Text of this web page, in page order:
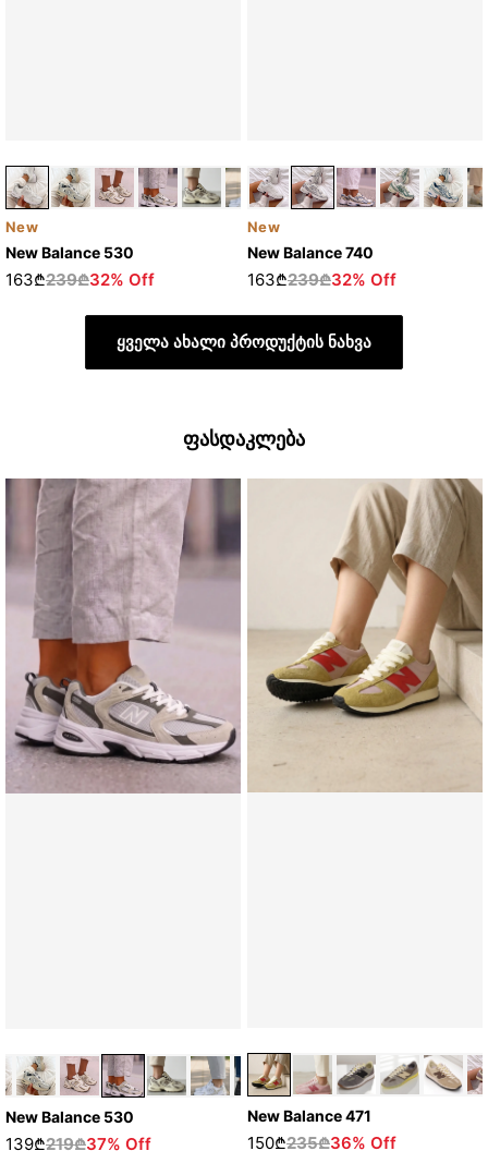
New
New Balance 530
163₾239₾32% Off
New
New Balance 740
163₾239₾32% Off
ყველა ახალი პროდუქტის ნახვა
ფასდაკლება
New Balance 530
139₾219₾37% Off
New Balance 471
150₾235₾36% Off